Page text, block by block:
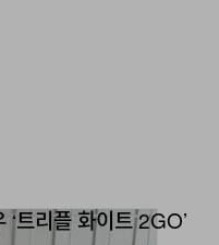
트리플 화이트 2GO’